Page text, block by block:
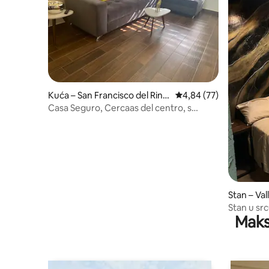
Kuća – San Francisco del Rinc
ón
Prosječna ocjena:
4,84 (77)
Casa Seguro, Cercaas del centro, s
Stan –
Stan u